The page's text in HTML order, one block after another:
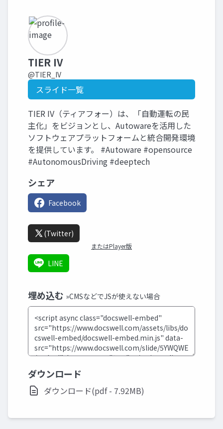
TIER IV
@TIER_IV
スライド一覧
TIER IV（ティアフォー）は、「自動運転の民
主化」をビジョンとし、Autowareを活用した
ソフトウェアプラットフォームと統合開発環境
を提供しています。 #Autoware #opensource
#AutonomousDriving #deeptech
シェア
Facebook
(Twitter)
またはPlayer版
LINE
埋め込む »CMSなどでJSが使えない場合
ダウンロード
ダウンロード(pdf - 7.92MB)